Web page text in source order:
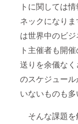
トに関しては
ネックになり
は世界中のビ
ト主催者も開
送りを余儀な
のスケジュー
いないものも多
そんな課題を